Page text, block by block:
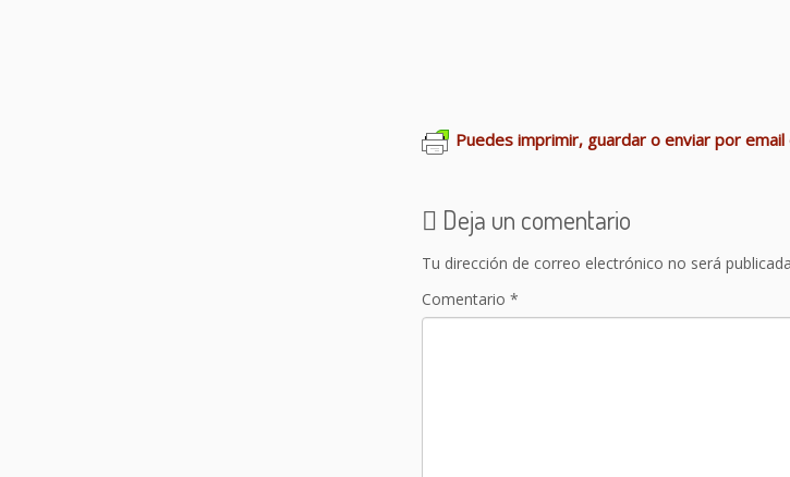
Puedes imprimir, guardar o enviar por
Deja un comentario
Tu dirección de correo electrónico no será
Comentario *